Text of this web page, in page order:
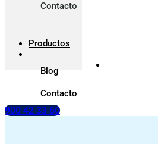
Contacto
Productos
Blog
Contacto
900 42 33 60